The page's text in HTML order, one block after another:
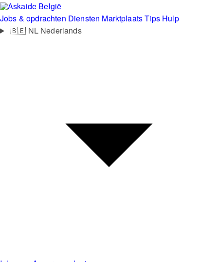
België
Jobs & opdrachten Diensten MarktplaatsTips Hulp
🇧🇪 NL Nederlands